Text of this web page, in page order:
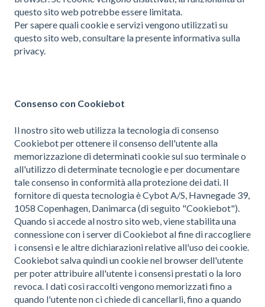
questo sito web potrebbe essere limitata.
Per sapere quali cookie e servizi vengono utilizzati su
questo sito web, consultare la presente informativa sulla
privacy.
Consenso con Cookiebot
Il nostro sito web utilizza la tecnologia di consenso
Cookiebot per ottenere il consenso dell'utente alla
memorizzazione di determinati cookie sul suo terminale o
all'utilizzo di determinate tecnologie e per documentare
tale consenso in conformità alla protezione dei dati. Il
fornitore di questa tecnologia è Cybot A/S, Havnegade 39,
1058 Copenhagen, Danimarca (di seguito "Cookiebot").
Quando si accede al nostro sito web, viene stabilita una
connessione con i server di Cookiebot al fine di raccogliere
i consensi e le altre dichiarazioni relative all'uso dei cookie.
Cookiebot salva quindi un cookie nel browser dell'utente
per poter attribuire all'utente i consensi prestati o la loro
revoca. I dati così raccolti vengono memorizzati fino a
quando l'utente non ci chiede di cancellarli, fino a quando